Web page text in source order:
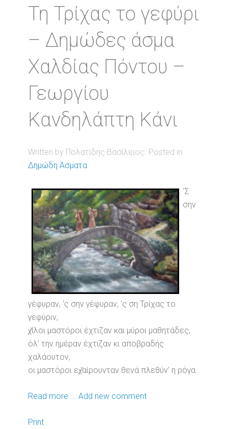
Τη Τρίχας το γεφύρι
– Δημώδες άσμα
Χαλδίας Πόντου –
Γεωργίου
Κανδηλάπτη Κάνι
Written by Πολατίδης Βασίλειος. Posted in
Δημώδη Άσματα
‘Σ
σην
γέφυραν, ‘ς σην γέφυραν, ‘ς ση Τρίχας το
γεφύριν,
χ̌ίλοι μαστόροι έχτιζαν και μύροι μαθητάδες,
όλ’ την ημέραν έχτιζαν κι αποβραδής
χαλάουτον,
οι μαστόροι εχ̌αίρουνταν θενά πλεθύν’ η ρόγα.
Read more ... Add new comment
Print